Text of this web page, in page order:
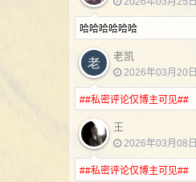
哈哈哈哈哈哈
老凯
2026年03月20日
##私密评论仅博主可见##
王
2026年03月08日
##私密评论仅博主可见##